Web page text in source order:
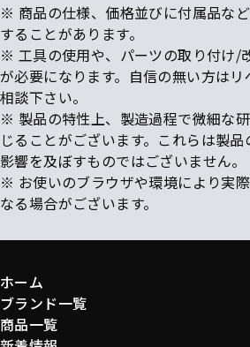
※ 商品の仕様、価格並びに付属品な
することがあります。
※ 工具の使用や、パーツの取り付け/
が必要になります。自信の無い方はリ
相談下さい。
※ 製品の特性上、製造過程で微細な
じることがございます。これらは製
影響を及ぼすものではございません。
※ お使いのブラウザや環境により実
なる場合がございます。
ホーム
ブランド一覧
商品一覧